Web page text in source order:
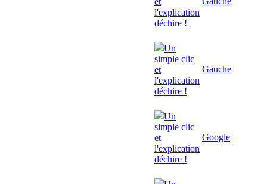
l'explication
déchire !
Un
simple clic
et
l'explication
déchire !
Gauche
Un
simple clic
et
l'explication
déchire !
Google